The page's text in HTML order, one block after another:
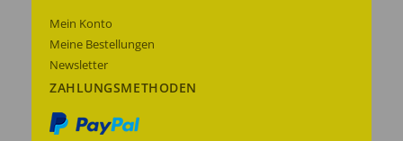
Mein Konto
Meine Bestellungen
Newsletter
ZAHLUNGSMETHODEN